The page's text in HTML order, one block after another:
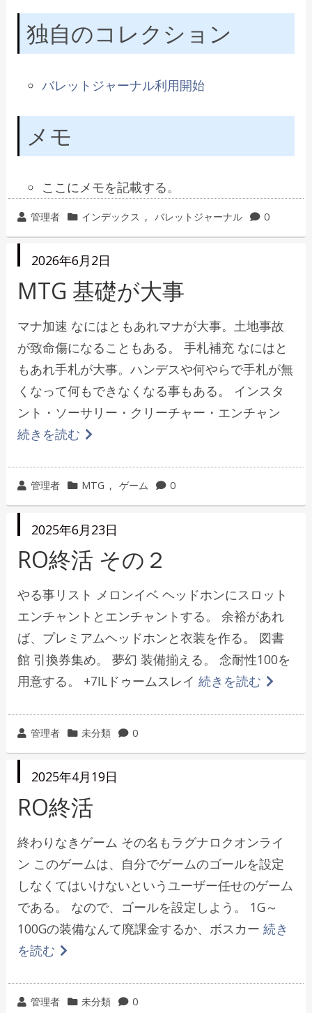
独自のコレクション
バレットジャーナル利用開始
メモ
ここにメモを記載する。
投管理者
カ
リ
ー
インデックス , バレットジャーナル 0
投
日
2026年6月2日
MTG 基礎が大事
マナ加速 なにはともあれマナが大事。土地事故
が致命傷になることもある。 手札補充 なにはと
もあれ手札が大事。ハンデスや何やらで手札が無
くなって何もできなくなる事もある。 インスタ
ント・ソーサリー・クリーチャー・エンチャン
続きを読む
投
稿
管理者
カ
テ
リ
ー
MTG , ゲーム 0
投
日
2025年6月23日
RO終活 その２
やる事リスト メロンイベ ヘッドホンにスロット
エンチャントとエンチャントする。 余裕があれ
ば、プレミアムヘッドホンと衣装を作る。 図書
館 引換券集め。 夢幻 装備揃える。 念耐性100を
用意する。 +7ILドゥームスレイ 続きを読む
投
稿
管理者
カ
テ
リ
ー
未分類 0
投
日
2025年4月19日
RO終活
終わりなきゲーム その名もラグナロクオンライ
ン このゲームは、自分でゲームのゴールを設定
しなくてはいけないというユーザー任せのゲーム
である。 なので、ゴールを設定しよう。 1G～
100Gの装備なんて廃課金するか、ボスカー 続き
を読む
投管理者
カ未分類 0